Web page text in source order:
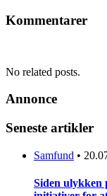
Kommentarer
No related posts.
Annonce
Seneste artikler
Samfund •
Siden ulykken